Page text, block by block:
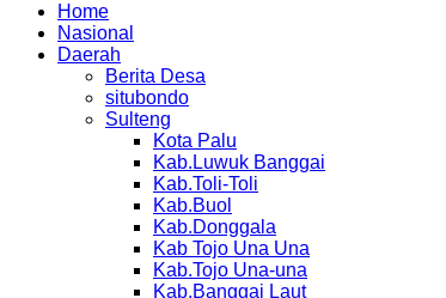
Home
Nasional
Daerah
Berita Desa
situbondo
Sulteng
Kota Palu
Kab.Luwuk Banggai
Kab.Toli-Toli
Kab.Buol
Kab.Donggala
Kab Tojo Una Una
Kab.Tojo Una-una
Kab.Banggai Laut